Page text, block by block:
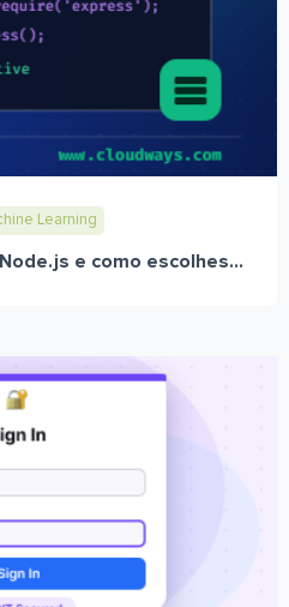
Learning
e como escolhes...